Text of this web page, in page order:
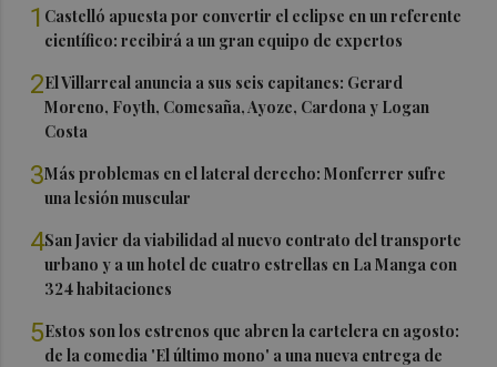
1 Castelló apuesta por convertir el eclipse en un referente
científico: recibirá a un gran equipo de expertos
2El Villarreal anuncia a sus seis capitanes: Gerard
Moreno, Foyth, Comesaña, Ayoze, Cardona y Logan
Costa
3Más problemas en el lateral derecho: Monferrer sufre
una lesión muscular
4San Javier da viabilidad al nuevo contrato del transporte
urbano y a un hotel de cuatro estrellas en La Manga con
324 habitaciones
5Estos son los estrenos que abren la cartelera en agosto:
de la comedia 'El último mono' a una nueva entrega de